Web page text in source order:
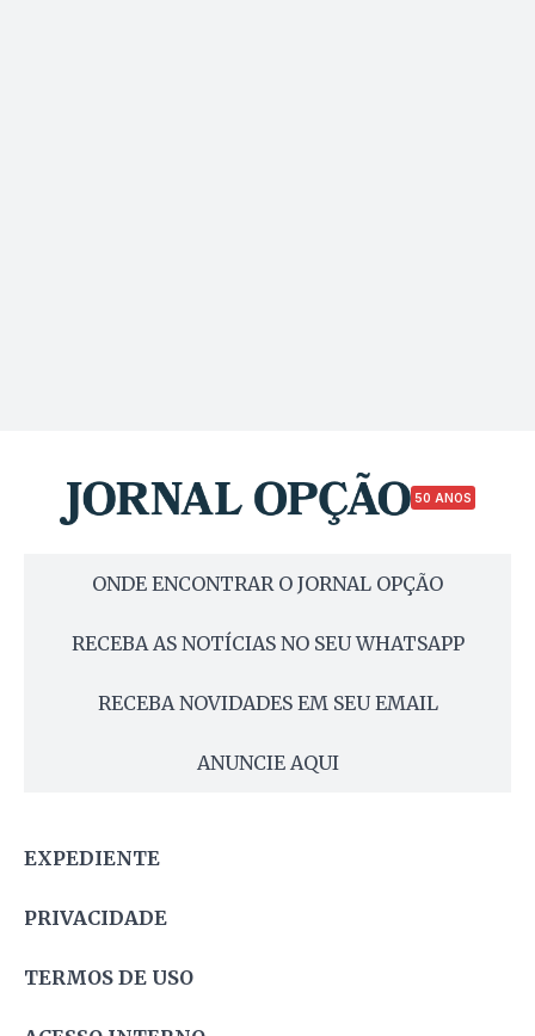
50 ANOS
ONDE ENCONTRAR O JORNAL OPÇÃO
RECEBA AS NOTÍCIAS NO SEU WHATSAPP
RECEBA NOVIDADES EM SEU EMAIL
ANUNCIE AQUI
EXPEDIENTE
PRIVACIDADE
TERMOS DE USO